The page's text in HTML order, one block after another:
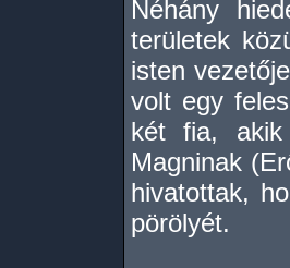
Néhány
területek
isten
volt egy
két fia, akik
Magninak
hivatottak,
pörölyét.